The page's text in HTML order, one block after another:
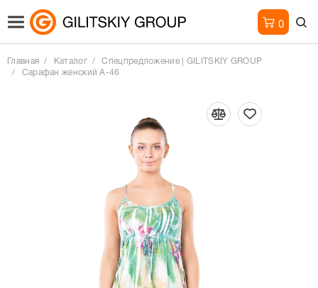
0
Главная Каталог
Спецпредложение | GILITSKIY GROUP
Сарафан женский А-46